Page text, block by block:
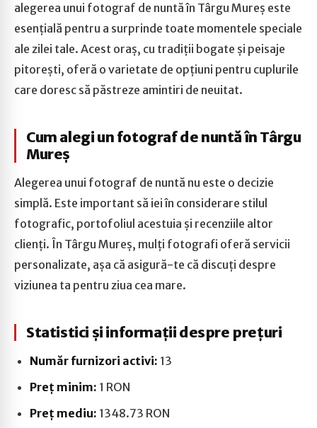
alegerea unui fotograf de nuntă în Târgu Mureș este
esențială pentru a surprinde toate momentele speciale
ale zilei tale. Acest oraș, cu tradiții bogate și peisaje
pitorești, oferă o varietate de opțiuni pentru cuplurile
care doresc să păstreze amintiri de neuitat.
Cum alegi un fotograf de nuntă în Târgu
Mureș
Alegerea unui fotograf de nuntă nu este o decizie
simplă. Este important să iei în considerare stilul
fotografic, portofoliul acestuia și recenziile altor
clienți. În Târgu Mureș, mulți fotografi oferă servicii
personalizate, așa că asigură-te că discuți despre
viziunea ta pentru ziua cea mare.
Statistici și informații despre prețuri
Număr furnizori activi: 13
Preț minim: 1 RON
Preț mediu: 1348.73 RON